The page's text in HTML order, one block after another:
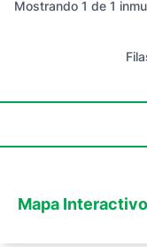
Mostrando 1 de 1
Mapa Interactivo